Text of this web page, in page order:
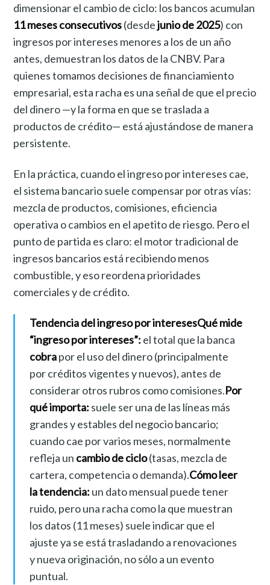
dimensionar el cambio de ciclo: los bancos acumulan
11 meses consecutivos(desdejunio de 2025) con
ingresos por intereses menores a los de un año
antes, demuestran los datos de la CNBV. Para
quienes tomamos decisiones de financiamiento
empresarial, esta racha es una señal de que el precio
del dinero —y la forma en que se traslada a
productos de crédito— está ajustándose de manera
persistente.
En la práctica, cuando el ingreso por intereses cae,
el sistema bancario suele compensar por otras vías:
mezcla de productos, comisiones, eficiencia
operativa o cambios en el apetito de riesgo. Pero el
punto de partida es claro: el motor tradicional de
ingresos bancarios está recibiendo menos
combustible, y eso reordena prioridades
comerciales y de crédito.
Tendencia del ingreso por interesesQué mide
“ingreso por intereses”: el total que la banca
cobrapor el uso del dinero (principalmente
por créditos vigentes y nuevos), antes de
considerar otros rubros como comisiones.Por
qué importa: suele ser una de las líneas más
grandes y estables del negocio bancario;
cuando cae por varios meses, normalmente
refleja un cambio de ciclo(tasas, mezcla de
cartera, competencia o demanda).Cómo leer
la tendencia: un dato mensual puede tener
ruido, pero una racha como la que muestran
los datos (11 meses) suele indicar que el
ajuste ya se está trasladando a renovaciones
y nueva originación, no sólo a un evento
puntual.